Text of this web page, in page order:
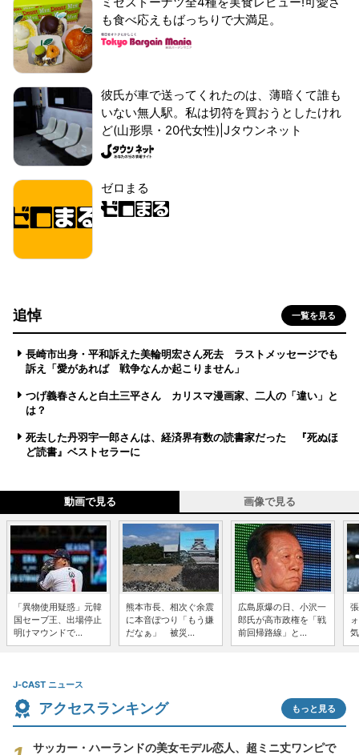
も食べ応えもばっちりで大満足。
彼氏が車で送ってくれたのは、薄暗くて誰も
いない無人駅。私は切符を買おうとしたけれ
ど(山形県・20代女性)|Jタウンネット
ゼロまる
追悼 一覧を見る
長崎市出身・平和訴えた美輪明宏さん死去 ラストメッセージでも
訴え「愛があれば 戦争なんか起こりません」
つげ義春さんと白土三平さん カリスマ漫画家、二人の「違い」と
は？
死去した丹羽宇一郎さんは、経済界有数の読書家だった 『死ぬほ
ど読書』ベストセラーに
動画で見る 画像で見る
「異物使用疑惑」元韓
国セーブ王、出場停止
明けマウンドで...
熊本市長、相次ぐ余震
に本音ぽつり「もう嫌
だなぁ」 被災...
広島原爆の日、小沢一
郎氏が高市政権を「戦
前回帰路線」と...
J-CAST ニュース
アクセスランキング もっと見る
サッカー・ハーランドの美女モデル恋人、超ミニ丈ワンピで